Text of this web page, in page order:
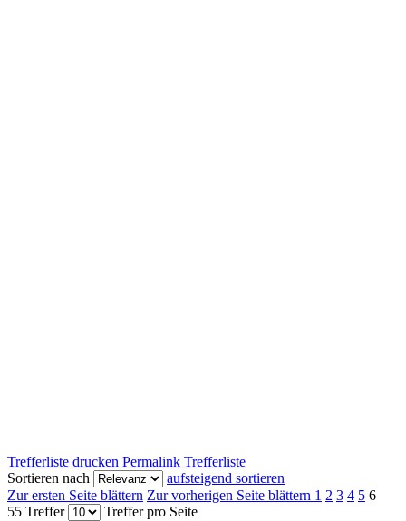
Trefferliste drucken Permalink Trefferliste
Sortieren nach
aufsteigend sortieren
Zur ersten Seite blättern Zur vorherigen Seite blättern 1 2 3 4 5 6
55 Treffer
Treffer pro Seite